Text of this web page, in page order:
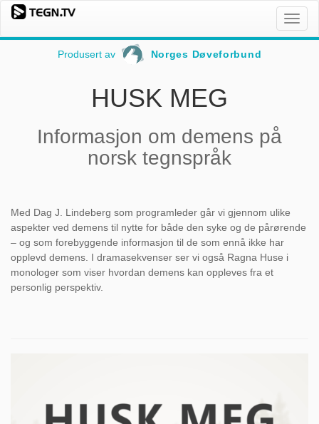
Produsert av
Norges Døveforbund
HUSK MEG
Informasjon om demens på
norsk tegnspråk
Med Dag J. Lindeberg som programleder går vi gjennom ulike
aspekter ved demens til nytte for både den syke og de pårørende
– og som forebyggende informasjon til de som ennå ikke har
opplevd demens. I dramasekvenser ser vi også Ragna Huse i
monologer som viser hvordan demens kan oppleves fra et
personlig perspektiv.